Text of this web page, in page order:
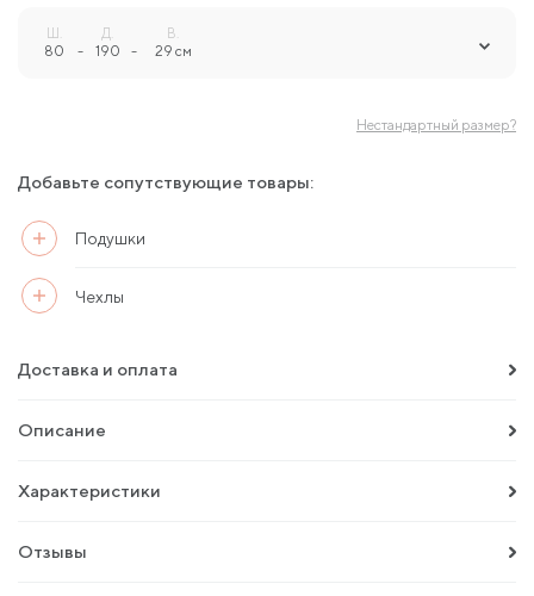
Ш.
80 -
Д.
190 -
В.
29 см
Нестандартный размер?
Добавьте сопутствующие товары:
Подушки
Чехлы
Доставка и оплата
Описание
Характеристики
Отзывы